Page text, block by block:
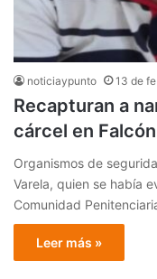
noticiaypunto 13 de
Recapturan a
cárcel en Falcón
Organismos de
Varela, quien se había
Comunidad
Leer más »